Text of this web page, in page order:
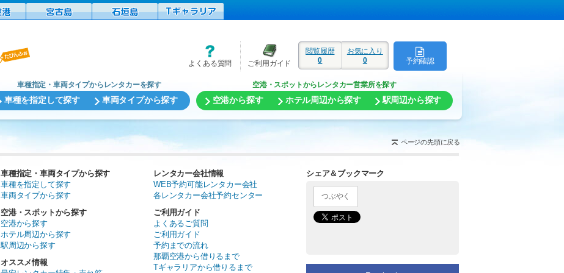
予約確認
閲覧履歴
0
お気に入り
0
よくある質問 ご利用ガイド
車種指定・車両タイプからレンタカーを探す
車種を指定して探す 車両タイプから探す
空港・スポットからレンタカー営業所を探す
空港から探す ホテル周辺から探す 駅周辺から探す
ページの先頭に戻る
車種指定・車両タイプから探す
車種を指定して探す
車両タイプから探す
空港・スポットから探す
空港から探す
ホテル周辺から探す
駅周辺から探す
オススメ情報
レンタカー会社情報
WEB予約可能レンタカー会社
各レンタカー会社予約センター
ご利用ガイド
よくあるご質問
ご利用ガイド
予約までの流れ
那覇空港から借りるまで
Tギャラリアから借りるまで
シェア＆ブックマーク